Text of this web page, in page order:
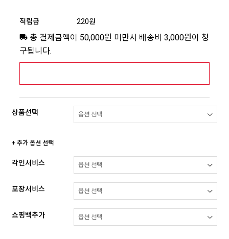
적립금 220원
총 결제금액이 50,000원 미만시 배송비 3,000원이 청
구됩니다.
상품선택
+ 추가 옵션 선택
각인서비스
포장서비스
쇼핑백추가